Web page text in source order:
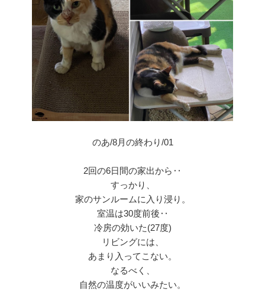
のあ/8月の終わり/01
2回の6日間の家出から‥
すっかり、
家のサンルームに入り浸り。
室温は30度前後‥
冷房の効いた(27度)
リビングには、
あまり入ってこない。
なるべく、
自然の温度がいいみたい。